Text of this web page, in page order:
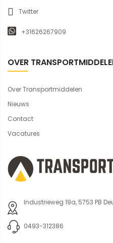
Twitter
+31626267909
OVER
Over Transportmiddelen
Nieuws
Contact
Vacatures
Industrieweg 19a, 5753 PB
0493-312386